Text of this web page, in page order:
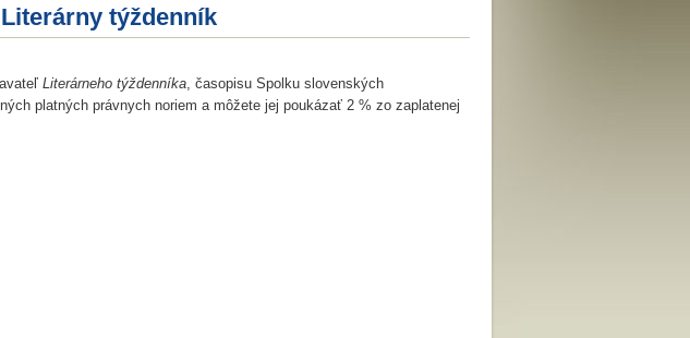
týždenník
Lite­rárneho týždenníka, časopisu Spolku slovenských
platných právnych noriem a môžete jej poukázať 2 % zo zaplatenej